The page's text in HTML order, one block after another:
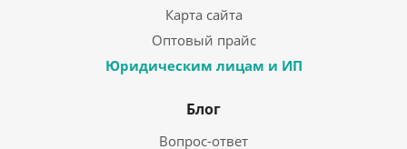
Карта сайта
Оптовый прайс
Юридическим лицам и ИП
Блог
Вопрос-ответ